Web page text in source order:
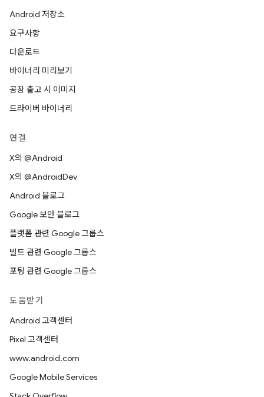
Android 저장소
요구사항
다운로드
바이너리 미리보기
공장 출고 시 이미지
드라이버 바이너리
연결
X의 @Android
X의 @AndroidDev
Android 블로그
Google 보안 블로그
플랫폼 관련 Google 그룹스
빌드 관련 Google 그룹스
포팅 관련 Google 그룹스
도움받기
Android 고객센터
Pixel 고객센터
www.android.com
Google Mobile Services